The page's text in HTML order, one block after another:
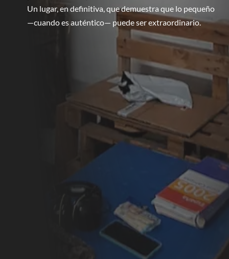
Un lugar, en definitiva, que demuestra que lo pequeño
—cuando es auténtico— puede ser extraordinario.